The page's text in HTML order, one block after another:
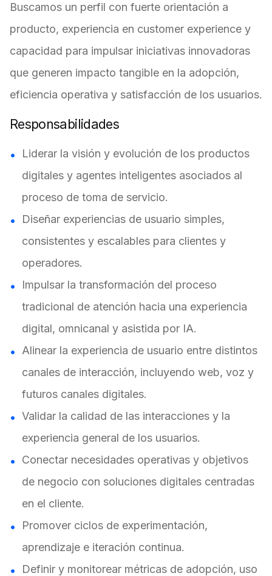
Buscamos un perfil con fuerte orientación a
producto, experiencia en customer experience y
capacidad para impulsar iniciativas innovadoras
que generen impacto tangible en la adopción,
eficiencia operativa y satisfacción de los usuarios.
Responsabilidades
Liderar la visión y evolución de los productos
digitales y agentes inteligentes asociados al
proceso de toma de servicio.
Diseñar experiencias de usuario simples,
consistentes y escalables para clientes y
operadores.
Impulsar la transformación del proceso
tradicional de atención hacia una experiencia
digital, omnicanal y asistida por IA.
Alinear la experiencia de usuario entre distintos
canales de interacción, incluyendo web, voz y
futuros canales digitales.
Validar la calidad de las interacciones y la
experiencia general de los usuarios.
Conectar necesidades operativas y objetivos
de negocio con soluciones digitales centradas
en el cliente.
Promover ciclos de experimentación,
aprendizaje e iteración continua.
Definir y monitorear métricas de adopción, uso